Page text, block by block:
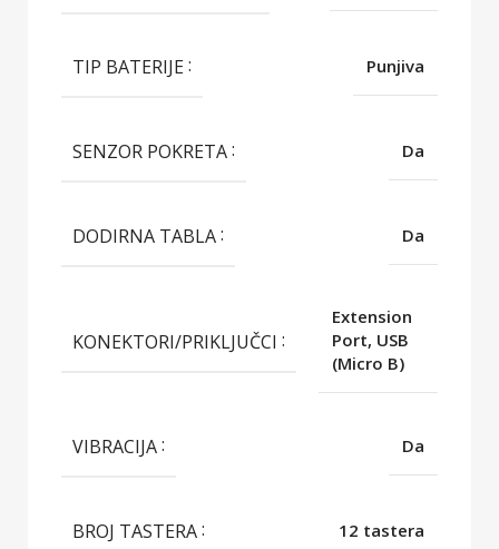
TIP BATERIJE Punjiva
SENZOR POKRETA Da
DODIRNA TABLA Da
KONEKTORI/PRIKLJUČCI
Extension
Port, USB
(Micro B)
VIBRACIJA Da
BROJ TASTERA 12 tastera